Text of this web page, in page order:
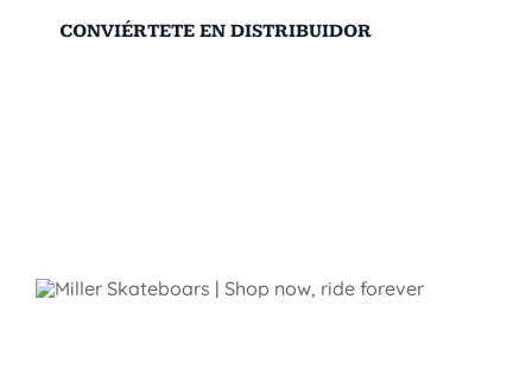
CONVIÉRTETE EN DISTRIBUIDOR